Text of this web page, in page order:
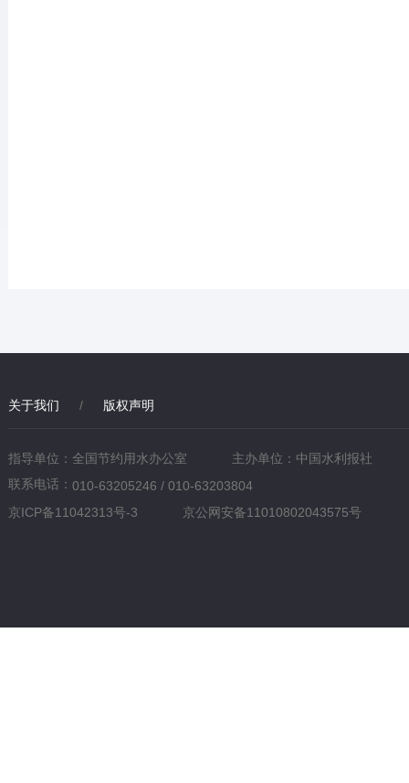
关于我们 / 版权声明
指导单位：全国节约用水办公室
主办单位：中国水利报社
联系电话： 010-63205246 / 010-63203804
京ICP备11042313号-3
京公网安备11010802043575号